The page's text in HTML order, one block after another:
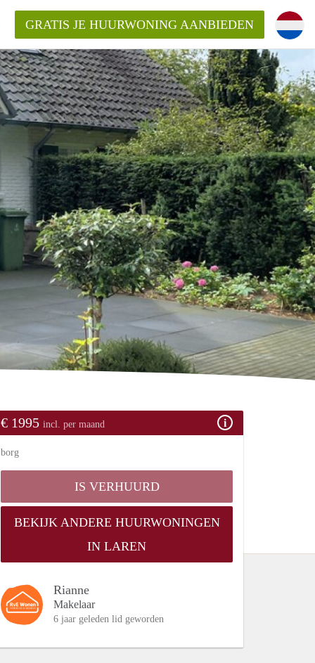
in Laren?
bemiddelingsvergoeding?
GRATIS JE HUURWONING AANBIEDEN
€ 1995 incl. per maand
borg
IS VERHUURD
BEKIJK ANDERE HUURWONINGEN
IN LAREN
Rianne
Makelaar
6 jaar geleden lid geworden